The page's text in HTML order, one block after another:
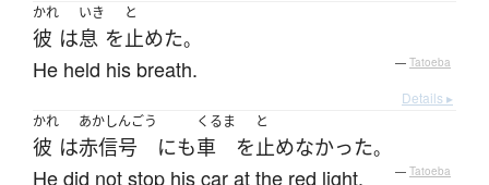
かれ
彼 は
いき
息 を
と
止めた。
He held his breath. — Tatoeba
Details ▸
かれ
彼 は
あかしんごう
赤信号 にも
くるま
車 を
と
止めなかった。
He did not stop his car at the red light. — Tatoeba